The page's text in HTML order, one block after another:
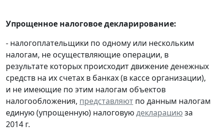
Упрощенное налоговое декларирование:
- налогоплательщики по одному или нескольким
налогам, не осуществляющие операции, в
результате которых происходит движение денежных
средств на их счетах в банках (в кассе организации),
и не имеющие по этим налогам объектов
налогообложения, представляют по данным налогам
единую (упрощенную) налоговуюдекларациюза
2014 г.